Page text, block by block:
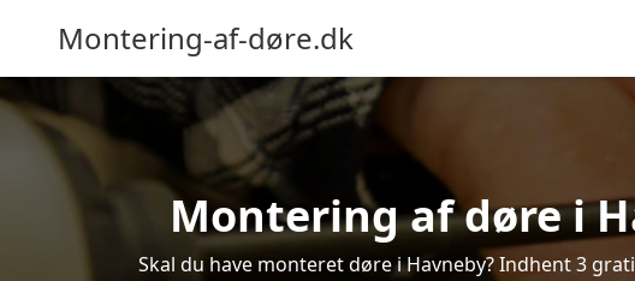
Montering-af-døre.dk
Montering af døre i
Skal du have monteret døre i Havneby? Indhent 3